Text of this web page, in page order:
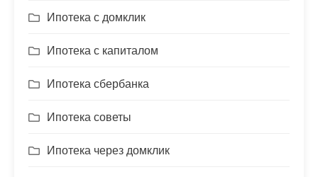
Ипотека с домклик
Ипотека с капиталом
Ипотека сбербанка
Ипотека советы
Ипотека через домклик